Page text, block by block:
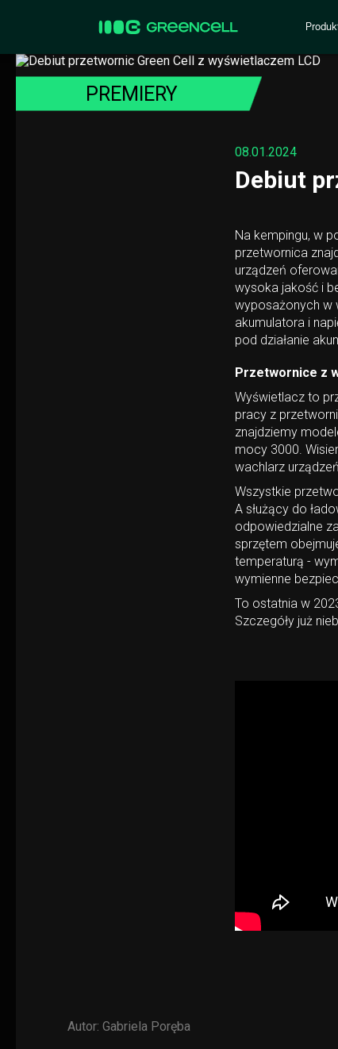
PREMIERY
08.01.2024
Debiut
Na kempingu, w
przetwornica
urządzeń
wysoka jakość i
wyposażonych w
akumulatora i
pod działanie
Przetwornice z
Wyświetlacz to
pracy z
znajdziemy
mocy 3000.
wachlarz
Wszystkie
A służący do
odpowiedzialne
sprzętem
temperaturą -
wymienne
To ostatnia w
Szczegóły już
Autor: Gabriela Poręba